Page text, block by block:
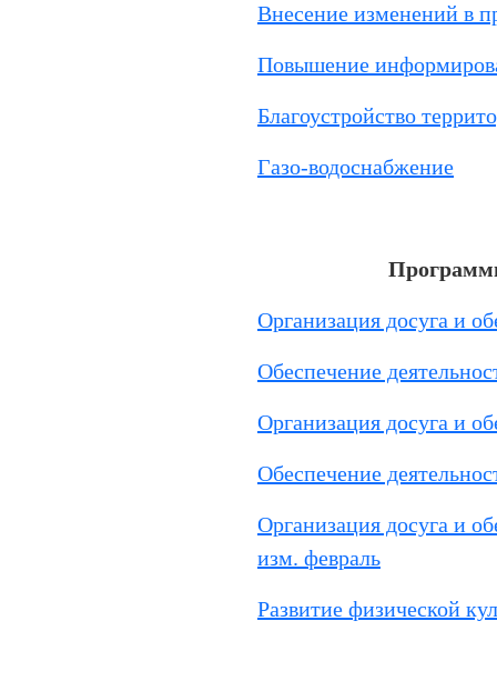
Внесение изменений в
Повышение
Благоустройство
Газо-водоснабжение
Организация досуга и
Обеспечение
Организация досуга и
Обеспечение
Организация досуга и
изм. февраль
Развитие физической